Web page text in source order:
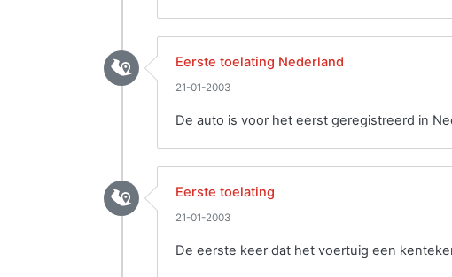
Eerste toelating Nederland
21-01-2003
De auto is voor het eerst geregistreerd in
Eerste toelating
21-01-2003
De eerste keer dat het voertuig een